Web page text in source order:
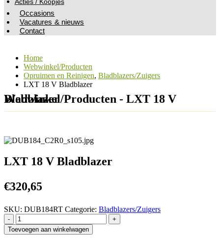
Occasions
Vacatures & nieuws
Contact
Home
Webwinkel/Producten
Opruimen en Reinigen, Bladblazers/Zuigers
LXT 18 V Bladblazer
Webwinkel/Producten - LXT 18 V Bladblazer
LXT 18 V Bladblazer
€320,65
SKU: DUB184RT Categorie: Bladblazers/Zuigers
-
+
Toevoegen aan winkelwagen